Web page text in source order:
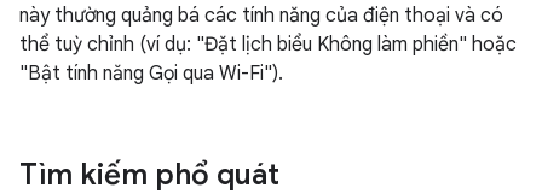
này thường quảng bá các tính năng của điện thoại và có
thể tuỳ chỉnh (ví dụ: "Đặt lịch biểu Không làm phiền" hoặc
"Bật tính năng Gọi qua Wi-Fi").
Tìm kiếm phổ quát